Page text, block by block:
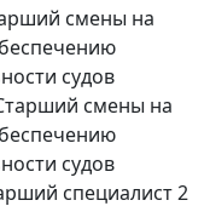
смены на
судов
смены на
судов
специалист 2